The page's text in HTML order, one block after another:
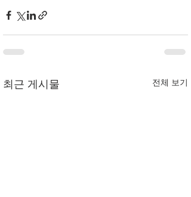
최근 게시물 전체 보기